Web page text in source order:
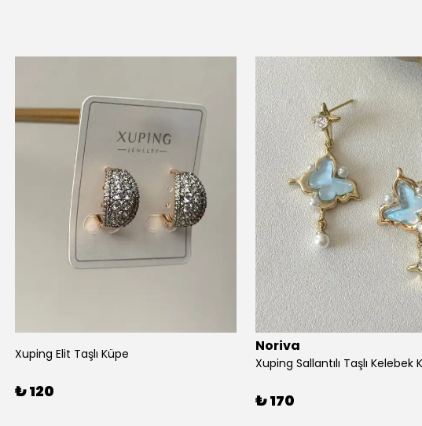
Xuping Elit Taşlı Küpe
₺ 120
Noriva
Xuping Sallantılı Taşlı Kelebek
₺ 170